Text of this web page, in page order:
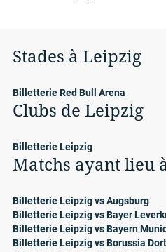
Stades à Leipzig
Billetterie Red Bull Arena
Clubs de Leipzig
Billetterie Leipzig
Matchs ayant lieu
Billetterie Leipzig vs Augsburg
Billetterie Leipzig vs Bayer
Billetterie Leipzig vs Bayern
Billetterie Leipzig vs Borussia